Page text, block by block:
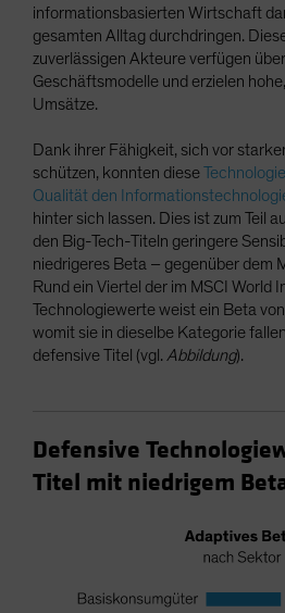
informationsbasierten Wirtschaft
gesamten Alltag durchdringen.
zuverlässigen Akteure verfügen
Geschäftsmodelle und erzielen
Umsätze.
Dank ihrer Fähigkeit, sich vor
schützen, konnten diese
Qualität den
hinter sich lassen. Dies ist zum Teil
den Big-Tech-Titeln geringere
niedrigeres Beta – gegenüber dem
Rund ein Viertel der im MSCI World
Technologiewerte weist ein Beta
womit sie in dieselbe Kategorie
defensive Titel (vgl. Abbildung).
Defensive
Titel mit niedrigem